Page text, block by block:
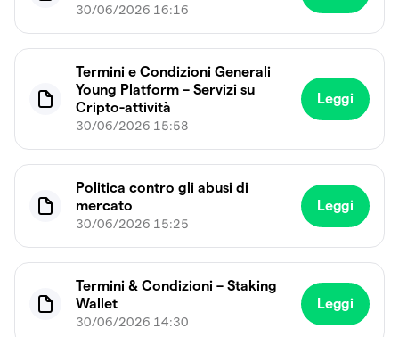
30/06/2026 16:16
Termini e Condizioni Generali
Young Platform – Servizi su
Cripto-attività
30/06/2026 15:58
Leggi
Politica contro gli abusi di
mercato
30/06/2026 15:25
Leggi
Termini & Condizioni – Staking
Wallet
30/06/2026 14:30
Leggi